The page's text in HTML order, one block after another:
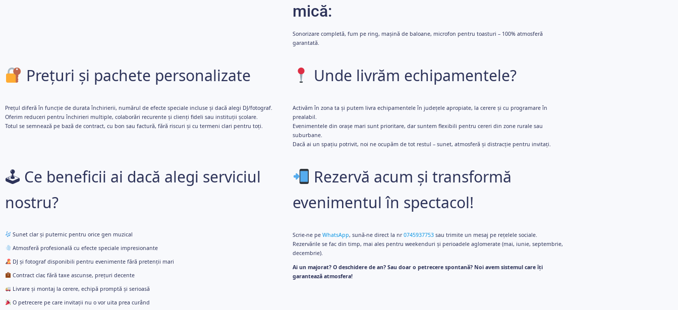
mică:
Sonorizare completă, fum pe ring, mașină de baloane, microfon pentru toasturi – 100% atmosferă
garantată.
Prețuri și pachete personalizate
Prețul diferă în funcție de durata închirierii, numărul de efecte speciale incluse și dacă alegi DJ/fotograf.
Oferim reduceri pentru închirieri multiple, colaborări recurente și clienți fideli sau instituții școlare.
Totul se semnează pe bază de contract, cu bon sau factură, fără riscuri și cu termeni clari pentru toți.
Unde livrăm echipamentele?
Activăm în zona ta și putem livra echipamentele în județele apropiate, la cerere și cu programare în
prealabil.
Evenimentele din orașe mari sunt prioritare, dar suntem flexibili pentru cereri din zone rurale sau
suburbane.
Dacă ai un spațiu potrivit, noi ne ocupăm de tot restul – sunet, atmosferă și distracție pentru invitați.
🕹 Ce beneficii ai dacă alegi serviciul
nostru?
Sunet clar și puternic pentru orice gen muzical
Atmosferă profesională cu efecte speciale impresionante
DJ și fotograf disponibili pentru evenimente fără pretenții mari
Contract clar, fără taxe ascunse, prețuri decente
Livrare și montaj la cerere, echipă promptă și serioasă
O petrecere pe care invitații nu o vor uita prea curând
Rezervă acum și transformă
evenimentul în spectacol!
Scrie-ne pe WhatsApp, sună-ne direct la nr0745937753 sau trimite un mesaj pe rețelele sociale.
Rezervările se fac din timp, mai ales pentru weekenduri și perioadele aglomerate (mai, iunie, septembrie,
decembrie).
Ai un majorat? O deschidere de an? Sau doar o petrecere spontană? Noi avem sistemul care îți
garantează atmosfera!